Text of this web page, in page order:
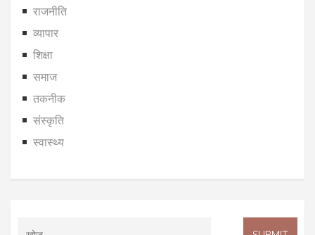
राजनीति
व्यापार
शिक्षा
समाज
तकनीक
संस्कृति
स्वास्थ्य